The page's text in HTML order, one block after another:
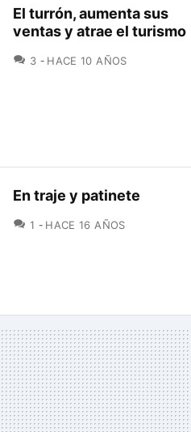
El turrón, aumenta sus
ventas y atrae el turismo
3 COMENTARIOS
HACE 10 AÑOS
En traje y patinete
1 COMENTARIOS
HACE 16 AÑOS